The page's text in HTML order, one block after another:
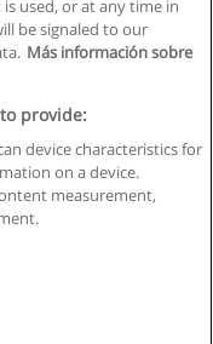
: B-95610580: -
used, or at any time in
be signaled to our
Más información sobre
provide:
device characteristics for
on a device.
measurement,